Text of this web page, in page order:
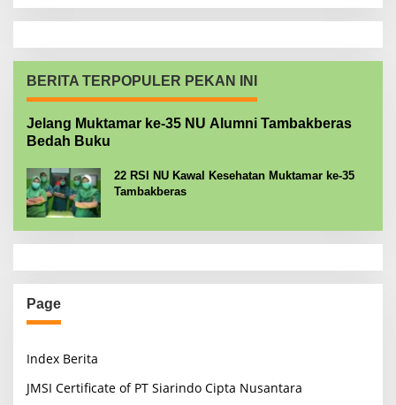
BERITA TERPOPULER PEKAN INI
Jelang Muktamar ke-35 NU Alumni Tambakberas
Bedah Buku
22 RSI NU Kawal Kesehatan Muktamar ke-35
Tambakberas
Page
Index Berita
JMSI Certificate of PT Siarindo Cipta Nusantara